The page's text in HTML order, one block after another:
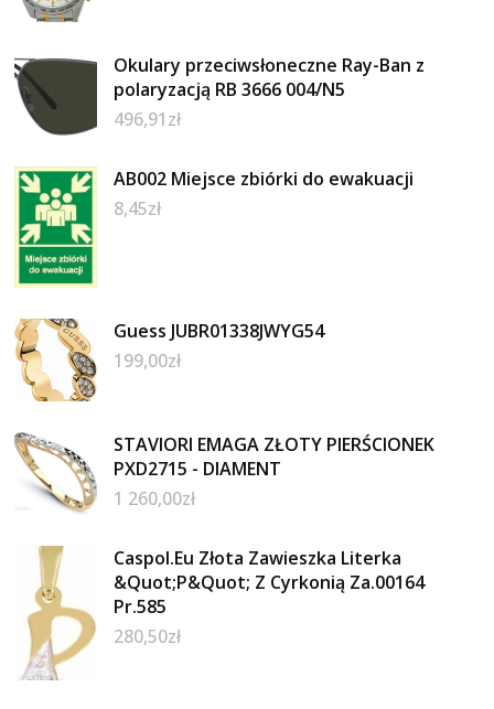
Okulary przeciwsłoneczne Ray-Ban z
polaryzacją RB 3666 004/N5
496,91zł
AB002 Miejsce zbiórki do ewakuacji
8,45zł
Guess JUBR01338JWYG54
199,00zł
STAVIORI EMAGA ZŁOTY PIERŚCIONEK
PXD2715 - DIAMENT
1 260,00zł
Caspol.Eu Złota Zawieszka Literka
&Quot;P&Quot; Z Cyrkonią Za.00164
Pr.585
280,50zł